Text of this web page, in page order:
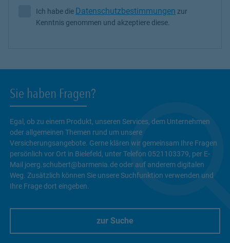
Ich habe die Datenschutzbestimmungen zur Kenntnis
Ich habe die Datenschutzbestimmungen zur
Kenntnis genommen und akzeptiere diese.
Sie haben Fragen?
Egal, ob zu einem Produkt, unseren Services, dem Unternehmen
oder allgemeinen Themen rund um unsere
Versicherungsangebote. Gerne klären wir gemeinsam Ihre Fragen
persönlich vor Ort in Bielefeld, unter Telefon 0521103379, per E-
Mail joerg.schubert@barmenia.de oder auf anderem digitalen
Weg. Zusätzlich können Sie unsere Suchfunktion verwenden und
Ihre Frage dort eingeben.
zur Suche